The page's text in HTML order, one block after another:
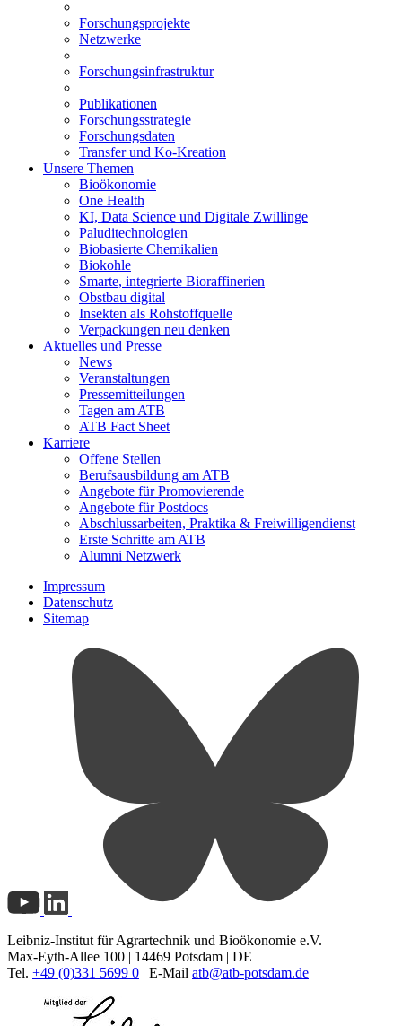
Forschungsprojekte
Netzwerke
Forschungsinfrastruktur
Publikationen
Forschungsstrategie
Forschungsdaten
Transfer und Ko-Kreation
Unsere Themen
Bioökonomie
One Health
KI, Data Science und Digitale Zwillinge
Paluditechnologien
Biobasierte Chemikalien
Biokohle
Smarte, integrierte Bioraffinerien
Obstbau digital
Insekten als Rohstoffquelle
Verpackungen neu denken
Aktuelles und Presse
News
Veranstaltungen
Pressemitteilungen
Tagen am ATB
ATB Fact Sheet
Karriere
Offene Stellen
Berufsausbildung am ATB
Angebote für Promovierende
Angebote für Postdocs
Abschlussarbeiten, Praktika & Freiwilligendienst
Erste Schritte am ATB
Alumni Netzwerk
Impressum
Datenschutz
Sitemap
Leibniz-Institut für Agrartechnik und Bioökonomie e.V.
Max-Eyth-Allee 100 | 14469 Potsdam | DE
Tel. +49 (0)331 5699 0 | E-Mail atb@atb-potsdam.de